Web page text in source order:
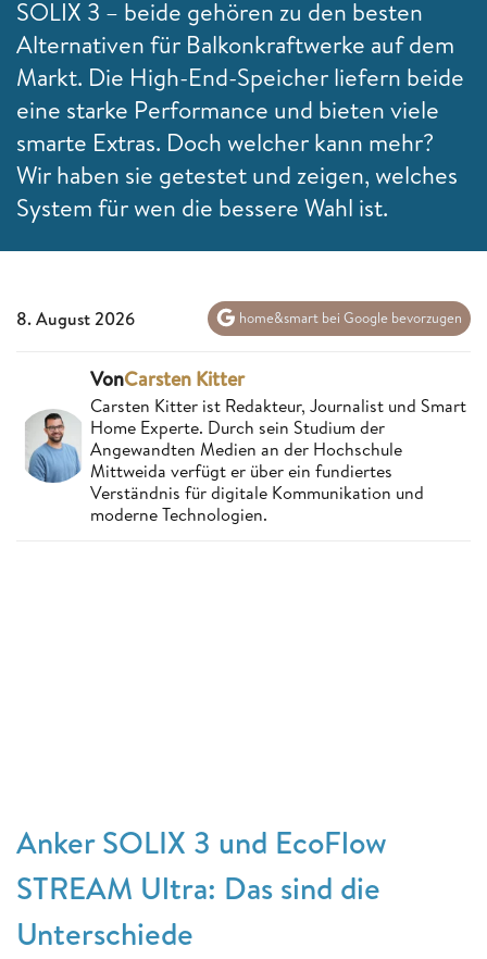
SOLIX 3 – beide gehören zu den besten
Alternativen für Balkonkraftwerke auf dem
Markt. Die High-End-Speicher liefern beide
eine starke Performance und bieten viele
smarte Extras. Doch welcher kann mehr?
Wir haben sie getestet und zeigen, welches
System für wen die bessere Wahl ist.
8. August 2026 home&smart bei Google bevorzugen
VonCarsten Kitter
Carsten Kitter ist Redakteur, Journalist und Smart
Home Experte. Durch sein Studium der
Angewandten Medien an der Hochschule
Mittweida verfügt er über ein fundiertes
Verständnis für digitale Kommunikation und
moderne Technologien.
Anker SOLIX 3 und EcoFlow
STREAM Ultra: Das sind die
Unterschiede